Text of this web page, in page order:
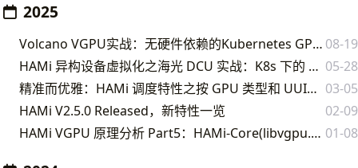
2025
Volcano VGPU实战：无硬件依赖的Kubernetes GPU共享与隔离方案 08-19
HAMi 异构设备虚拟化之海光 DCU 实战：K8s 下的 VDCU 资源调度与纳管 05-28
精准而优雅：HAMi 调度特性之按 GPU 类型和 UUID 调度 03-05
HAMi V2.5.0 Released，新特性一览
02-09
HAMi VGPU 原理分析 Part5：HAMi-Core(libvgpu.so) VCUDA 工作原理分析 01-08